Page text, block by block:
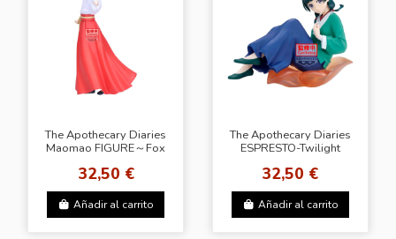
The Apothecary Diaries
Maomao FIGURE～Fox
32,50 €
Añadir al carrito
The Apothecary Diaries
ESPRESTO-Twilight
32,50 €
Añadir al carrito